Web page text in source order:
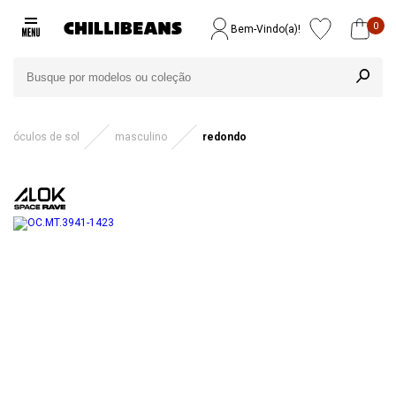
Bem-Vindo(a)! 0
óculos de sol masculino redondo